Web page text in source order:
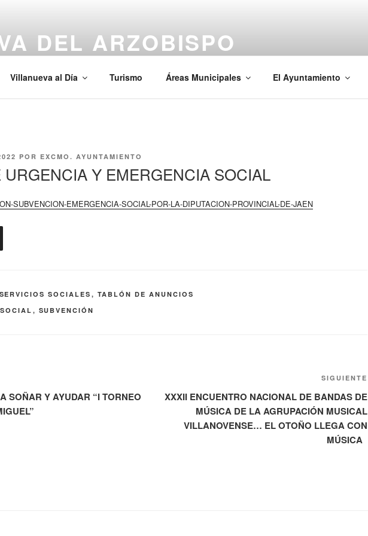
DEL ARZOBISPO
Villanueva al Día Turismo Áreas Municipales El Ayuntamiento
POR EXCMO. AYUNTAMIENTO
URGENCIA Y EMERGENCIA SOCIAL
SUBVENCION-EMERGENCIA-SOCIAL-POR-LA-DIPUTACION-PROVINCIAL-DE-JAEN
SERVICIOS SOCIALES , TABLÓN DE ANUNCIOS
, SUBVENCIÓN
SOÑAR Y AYUDAR “I TORNEO
SIGUIENTE
XXXII ENCUENTRO NACIONAL DE BANDAS DE
MÚSICA DE LA AGRUPACIÓN MUSICAL
VILLANOVENSE… EL OTOÑO LLEGA CON
MÚSICA